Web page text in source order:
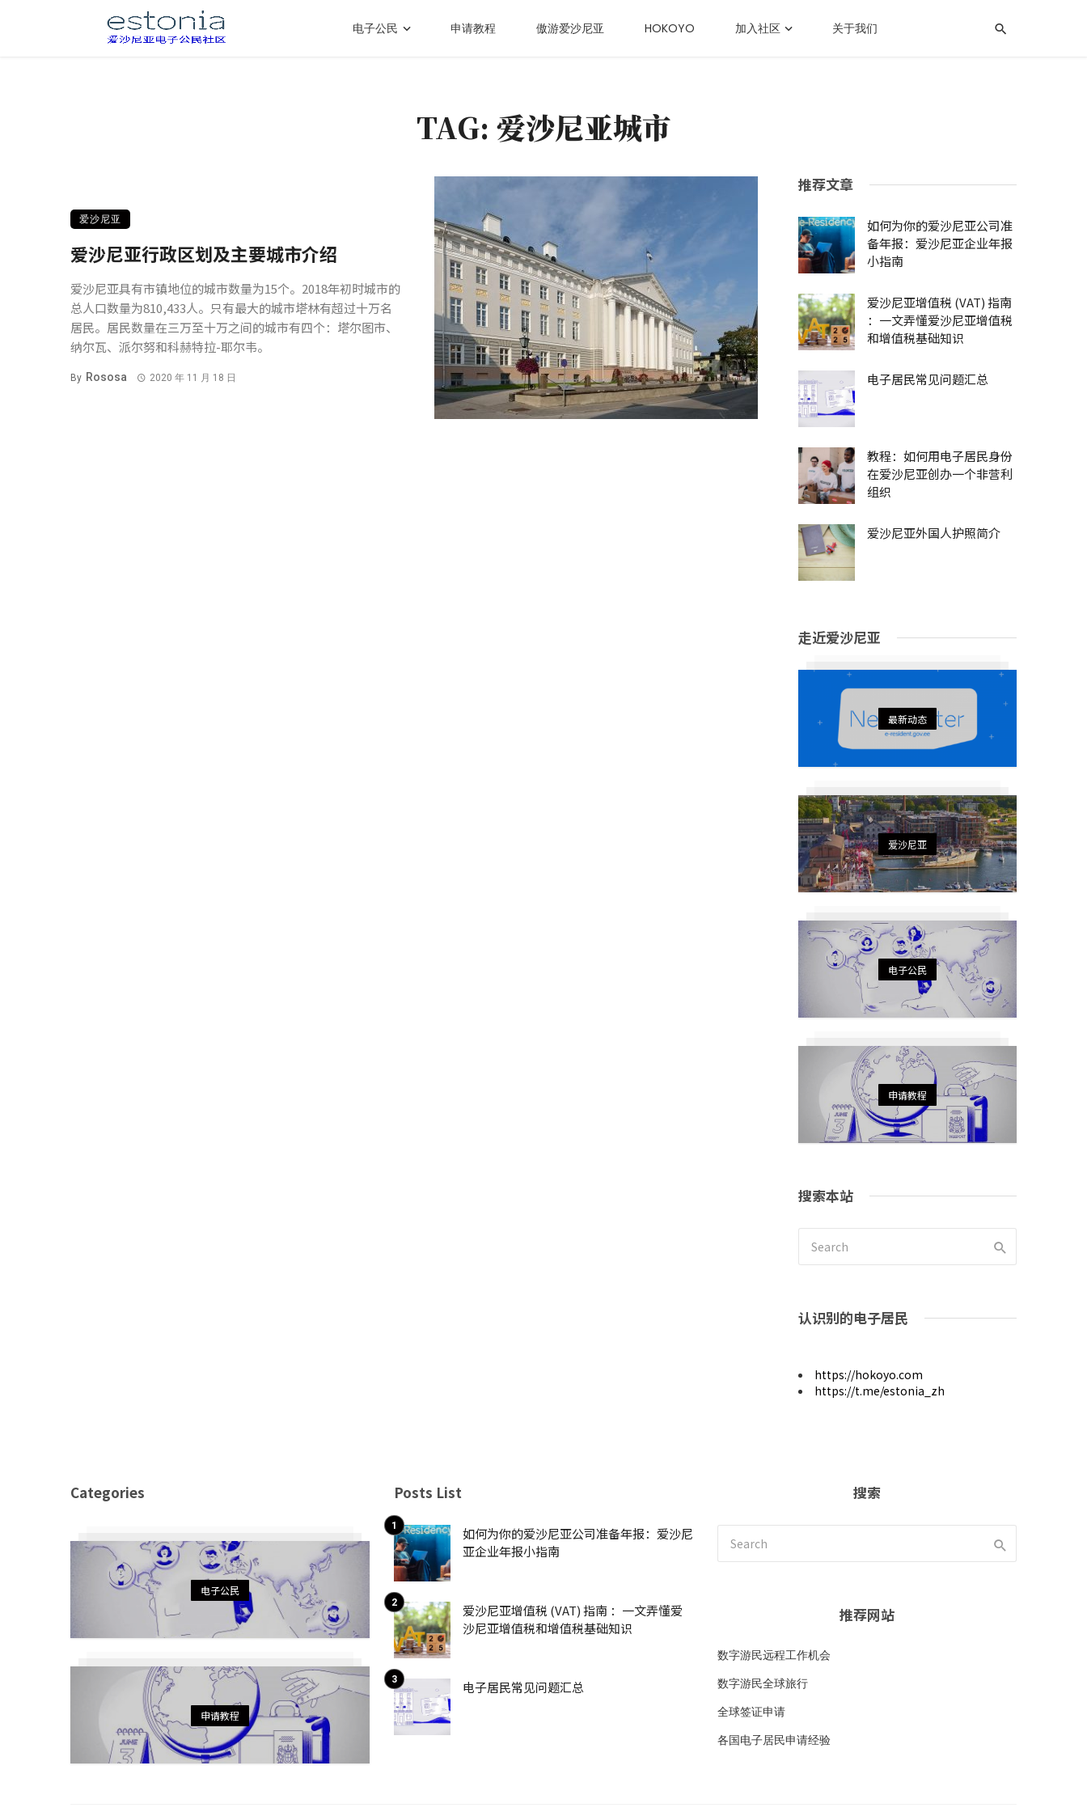
电子公民 申请教程 傲游爱沙尼亚 HOKOYO 加入社区 关于我们
TAG: 爱沙尼亚城市
爱沙尼亚
爱沙尼亚行政区划及主要城市介绍
爱沙尼亚具有市镇地位的城市数量为15个。2018年初时城市的
总人口数量为810,433人。只有最大的城市塔林有超过十万名
居民。居民数量在三万至十万之间的城市有四个：塔尔图市、
纳尔瓦、派尔努和科赫特拉-耶尔韦。
By Rososa 2020 年 11 月 18 日
推荐文章
如何为你的爱沙尼亚公司准
备年报：爱沙尼亚企业年报
小指南
爱沙尼亚增值税 (VAT) 指南
：一文弄懂爱沙尼亚增值税
和增值税基础知识
电子居民常见问题汇总
教程：如何用电子居民身份
在爱沙尼亚创办一个非营利
组织
爱沙尼亚外国人护照简介
走近爱沙尼亚
最新动态
爱沙尼亚
电子公民
申请教程
搜索本站
认识别的电子居民
https://hokoyo.com
https://t.me/estonia_zh
Categories
电子公民
申请教程
Posts List
如何为你的爱沙尼亚公司准备年报：爱沙尼
亚企业年报小指南
爱沙尼亚增值税 (VAT) 指南 ：一文弄懂爱
沙尼亚增值税和增值税基础知识
电子居民常见问题汇总
搜索
推荐网站
数字游民远程工作机会
数字游民全球旅行
全球签证申请
各国电子居民申请经验